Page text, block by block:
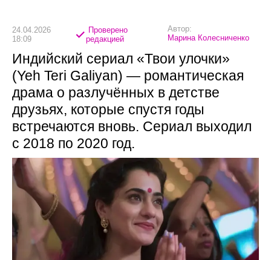
24.04.2026
18:09
Проверено
редакцией
Автор:
Марина Колесниченко
Индийский сериал «Твои улочки»
(Yeh Teri Galiyan) — романтическая
драма о разлучённых в детстве
друзьях, которые спустя годы
встречаются вновь. Сериал выходил
с 2018 по 2020 год.